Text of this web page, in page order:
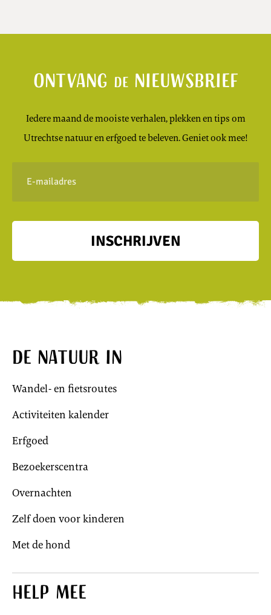
Ontvang denieuwsbrief
Iedere maand de mooiste verhalen, plekken en tips om
Utrechtse natuur en erfgoed te beleven. Geniet ook mee!
mailadres
INSCHRIJVEN
De natuur in
Wandel- en fietsroutes
Activiteiten kalender
Erfgoed
Bezoekerscentra
Overnachten
Zelf doen voor kinderen
Met de hond
Help mee